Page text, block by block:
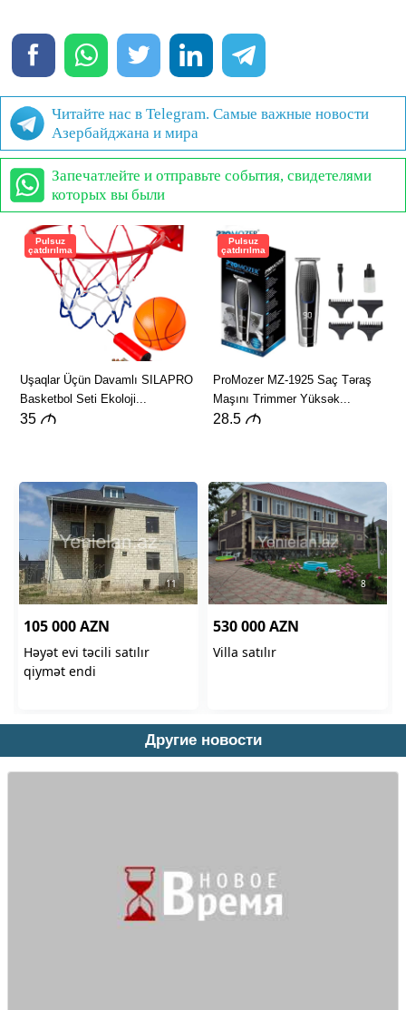
Читайте нас в Telegram. Самые важные новости
Азербайджана и мира
Запечатлейте и отправьте события, свидетелями
которых вы были
Другие новости